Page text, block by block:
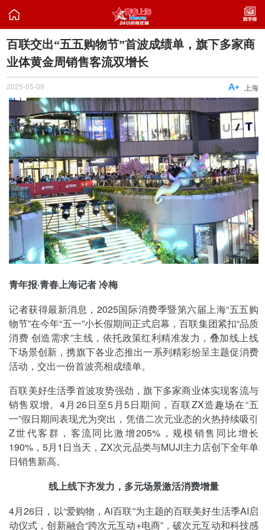

百联交出“五五购物节”首波成绩单，旗下多家商
业体黄金周销售客流双增长
2025-05-09 上海

青年报·青春上海记者 冷梅
记者获得最新消息，2025国际消费季暨第六届上海“五五购
物节”在今年“五一”小长假期间正式启幕，百联集团紧扣“品质
消费 创造需求”主线，依托政策红利精准发力，叠加线上线
下场景创新，携旗下各业态推出一系列精彩纷呈主题促消费
活动，交出一份首波亮相成绩单。
百联美好生活季首波攻势强劲，旗下多家商业体实现客流与
销售双增。4月26日至5月5日期间，百联ZX造趣场在“五
一”假日期间表现尤为突出，凭借二次元业态的火热持续吸引
Z世代客群，客流同比激增205%，规模销售同比增长
190%，5月1日当天，ZX次元品类与MUJI主力店创下全年单
日销售新高。
线上线下齐发力，多元场景激活消费增量
4月26日，以“爱购物，Ai百联”为主题的百联美好生活季AI启
动仪式，创新融合“跨次元互动+电商”，破次元互动和科技感